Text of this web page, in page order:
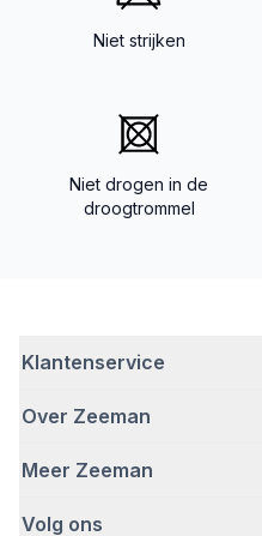
Niet strijken
Niet drogen in de
droogtrommel
Klantenservice
Veelgestelde vragen
Bezorgen
Over Zeeman
Wie wij zijn
Meer Zeeman
Veiligheidswaarschuwing
Volg ons